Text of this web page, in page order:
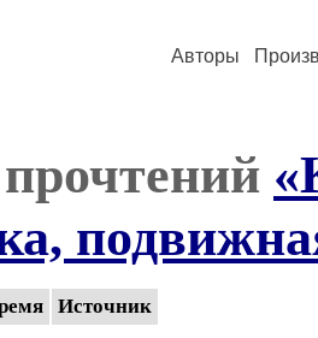
Авторы
Источник